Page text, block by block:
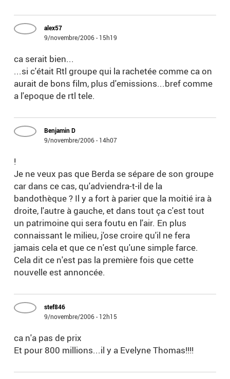
alex57
9/novembre/2006 - 15h19
ca serait bien...
...si c'était Rtl groupe qui la rachetée comme ca on
aurait de bons film, plus d'emissions...bref comme
a l'epoque de rtl tele.
Benjamin D
9/novembre/2006 - 14h07
!
Je ne veux pas que Berda se sépare de son groupe
car dans ce cas, qu'adviendra-t-il de la
bandothèque ? Il y a fort à parier que la moitié ira à
droite, l'autre à gauche, et dans tout ça c'est tout
un patrimoine qui sera foutu en l'air. En plus
connaissant le milieu, j'ose croire qu'il ne fera
jamais cela et que ce n'est qu'une simple farce.
Cela dit ce n'est pas la première fois que cette
nouvelle est annoncée.
stef846
9/novembre/2006 - 12h15
ca n'a pas de prix
Et pour 800 millions...il y a Evelyne Thomas!!!!